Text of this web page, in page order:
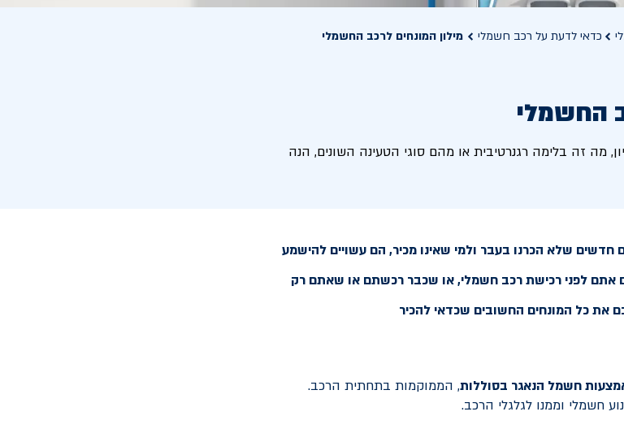
כדאי לדעת על רכב חשמלי מילון המונחים לרכב החשמלי
החשמלי
מה זה בלימה רגנרטיבית או מהם סוגי הטעינה השונים, הנה
חדשים שלא הכרנו בעבר ולמי שאינו מכיר, הם עשויים להישמע
אתם לפני רכישת רכב חשמלי, או שכבר רכשתם או שאתם רק
את כל המונחים החשובים שכדאי להכיר
חשמל הנאגר בסוללות, הממוקמות בתחתית הרכב.
חשמלי וממנו לגלגלי הרכב.